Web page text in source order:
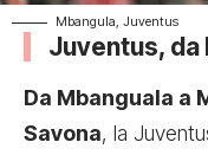
Mbangula, Juventus
Juventus, da
Da Mbanguala a
Savona, la